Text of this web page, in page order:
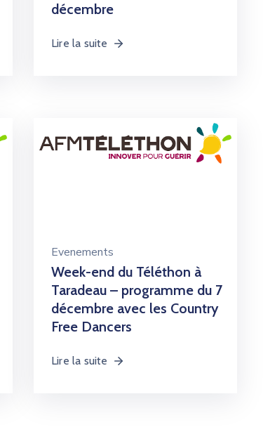
décembre
Lire la suite
Evenements
Week-end du Téléthon à
Taradeau – programme du 7
décembre avec les Country
Free Dancers
Lire la suite